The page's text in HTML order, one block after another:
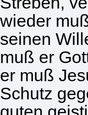
wieder
seinen
muß er
er muß
Schutz